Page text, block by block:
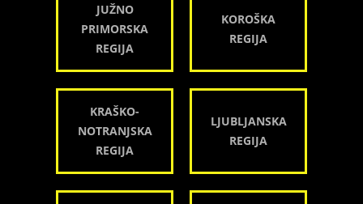
JUŽNO
PRIMORSKA
REGIJA
KOROŠKA
REGIJA
KRAŠKO-
NOTRANJSKA
REGIJA
LJUBLJANSKA
REGIJA